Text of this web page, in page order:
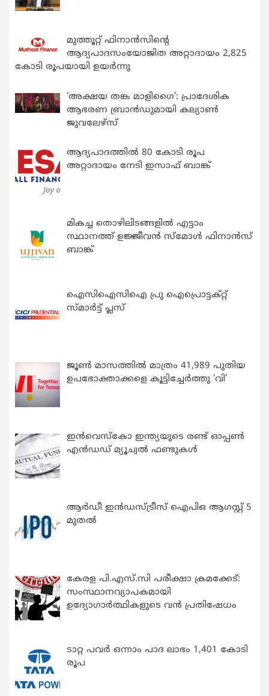
മുത്തൂറ്റ് ഫിനാൻസിന്റെ
ആദ്യപാദസംയോജിത അറ്റാദായം 2,825
കോടി രൂപയായി ഉയർന്നു
‘അക്ഷയ തങ്ക മാളിഗൈ’: പ്രാദേശിക
ആഭരണ ബ്രാന്‍ഡുമായി കല്യാണ്‍
ജുവലേഴ്‌സ്
ആദ്യപാദത്തിൽ 80 കോടി രൂപ
അറ്റാദായം നേടി ഇസാഫ് ബാങ്ക്
മികച്ച തൊഴിലിടങ്ങളിൽ എട്ടാം
സ്ഥാനത്ത് ഉജ്ജീവൻ സ്മോൾ ഫിനാൻസ്
ബാങ്ക്
ഐസിഐസിഐ പ്രു ഐപ്രൊട്ടക്റ്റ്
സ്മാർട്ട് പ്ലസ്
ജൂൺ മാസത്തിൽ മാത്രം 41,989 പുതിയ
ഉപഭോക്താക്കളെ കൂട്ടിച്ചേർത്തു ‘വി’
ഇന്‍വെസ്കോ ഇന്ത്യയുടെ രണ്ട് ഓപ്പണ്‍
എന്‍ഡഡ് മ്യൂച്വല്‍ ഫണ്ടുകള്‍
ആർഡീ ഇൻഡസ്ട്രീസ് ഐപിഒ ആഗസ്റ്റ് 5
മുതൽ
കേരള പി.എസ്.സി പരീക്ഷാ ക്രമക്കേട്:
സംസ്ഥാനവ്യാപകമായി
ഉദ്യോഗാര്‍ത്ഥികളുടെ വന്‍ പ്രതിഷേധം
ടാറ്റ പവർ ഒന്നാം പാദ ലാഭം 1,401 കോടി
രൂപ